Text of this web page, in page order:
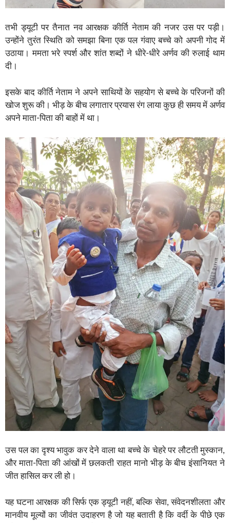
तभी ड्यूटी पर तैनात नव आरक्षक कीर्ति नेताम की नजर उस पर पड़ी।
उन्होंने तुरंत स्थिति को समझा बिना एक पल गंवाए बच्चे को अपनी गोद में
उठाया। ममता भरे स्पर्श और शांत शब्दों ने धीरे-धीरे अर्णव की रुलाई थाम
दी।
इसके बाद कीर्ति नेताम ने अपने साथियों के सहयोग से बच्चे के परिजनों की
खोज शुरू की। भीड़ के बीच लगातार प्रयास रंग लाया कुछ ही समय में अर्णव
अपने माता-पिता की बाहों में था।
उस पल का दृश्य भावुक कर देने वाला था बच्चे के चेहरे पर लौटती मुस्कान,
और माता-पिता की आंखों में छलकती राहत मानो भीड़ के बीच इंसानियत ने
जीत हासिल कर ली हो।
यह घटना आरक्षक की सिर्फ एक ड्यूटी नहीं, बल्कि सेवा, संवेदनशीलता और
मानवीय मूल्यों का जीवंत उदाहरण है जो यह बताती है कि वर्दी के पीछे एक